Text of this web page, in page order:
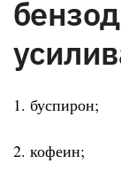
1. буспирон;
2. кофеин;